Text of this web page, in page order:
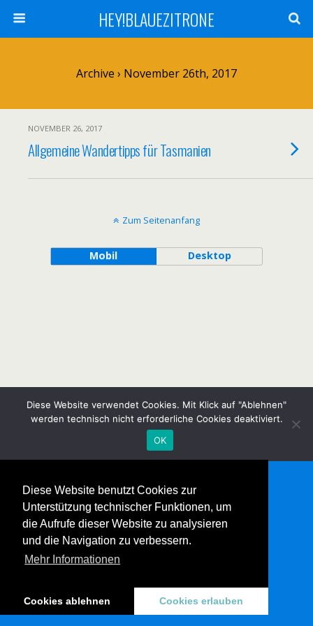
Diese Website benutzt Cookies zur
Unterstützung technischer Funktionen, um
die Aufrufe dieser Website zu analysieren
und die Navigation zu verbessern.
Mehr Informationen
Cookies ablehnen Cookies erlauben
HEY!BLAUEZITRONE
Archive › November 26th, 2017
NOVEMBER 26, 2017
Allgemeine Wandertipps für Tasmanien
Zum Seitenanfang
Mobil Desktop
Diese Website verwendet Cookies. Mit Klick auf "Ablehnen"
werden technisch nicht erforderliche Cookies deaktiviert.
OK